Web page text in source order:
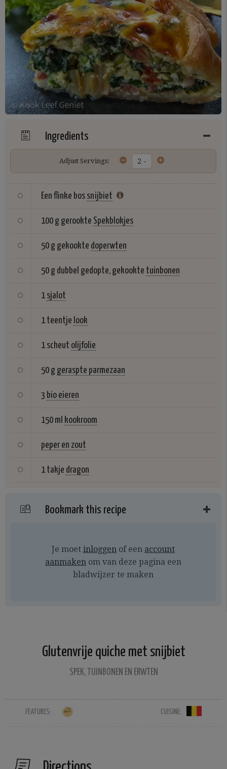
Ingredients
Adjust Servings:
Een flinke bos snijbiet
100 g gerookte Spekblokjes
50 g gekookte doperwten
50 g dubbel gedopte, gekookte tuinbonen
1 sjalot
1 teentje look
1 scheut olijfolie
50 g geraspte parmezaan
3 bio eieren
150 ml kookroom
peper en zout
1 takje dragon
Bookmark this recipe
Je moet inloggen of een account
aanmaken om van deze pagina een
bladwijzer te maken
Glutenvrije quiche met snijbiet
SPEK, TUINBONEN EN ERWTEN
FEATURES: CUISINE: